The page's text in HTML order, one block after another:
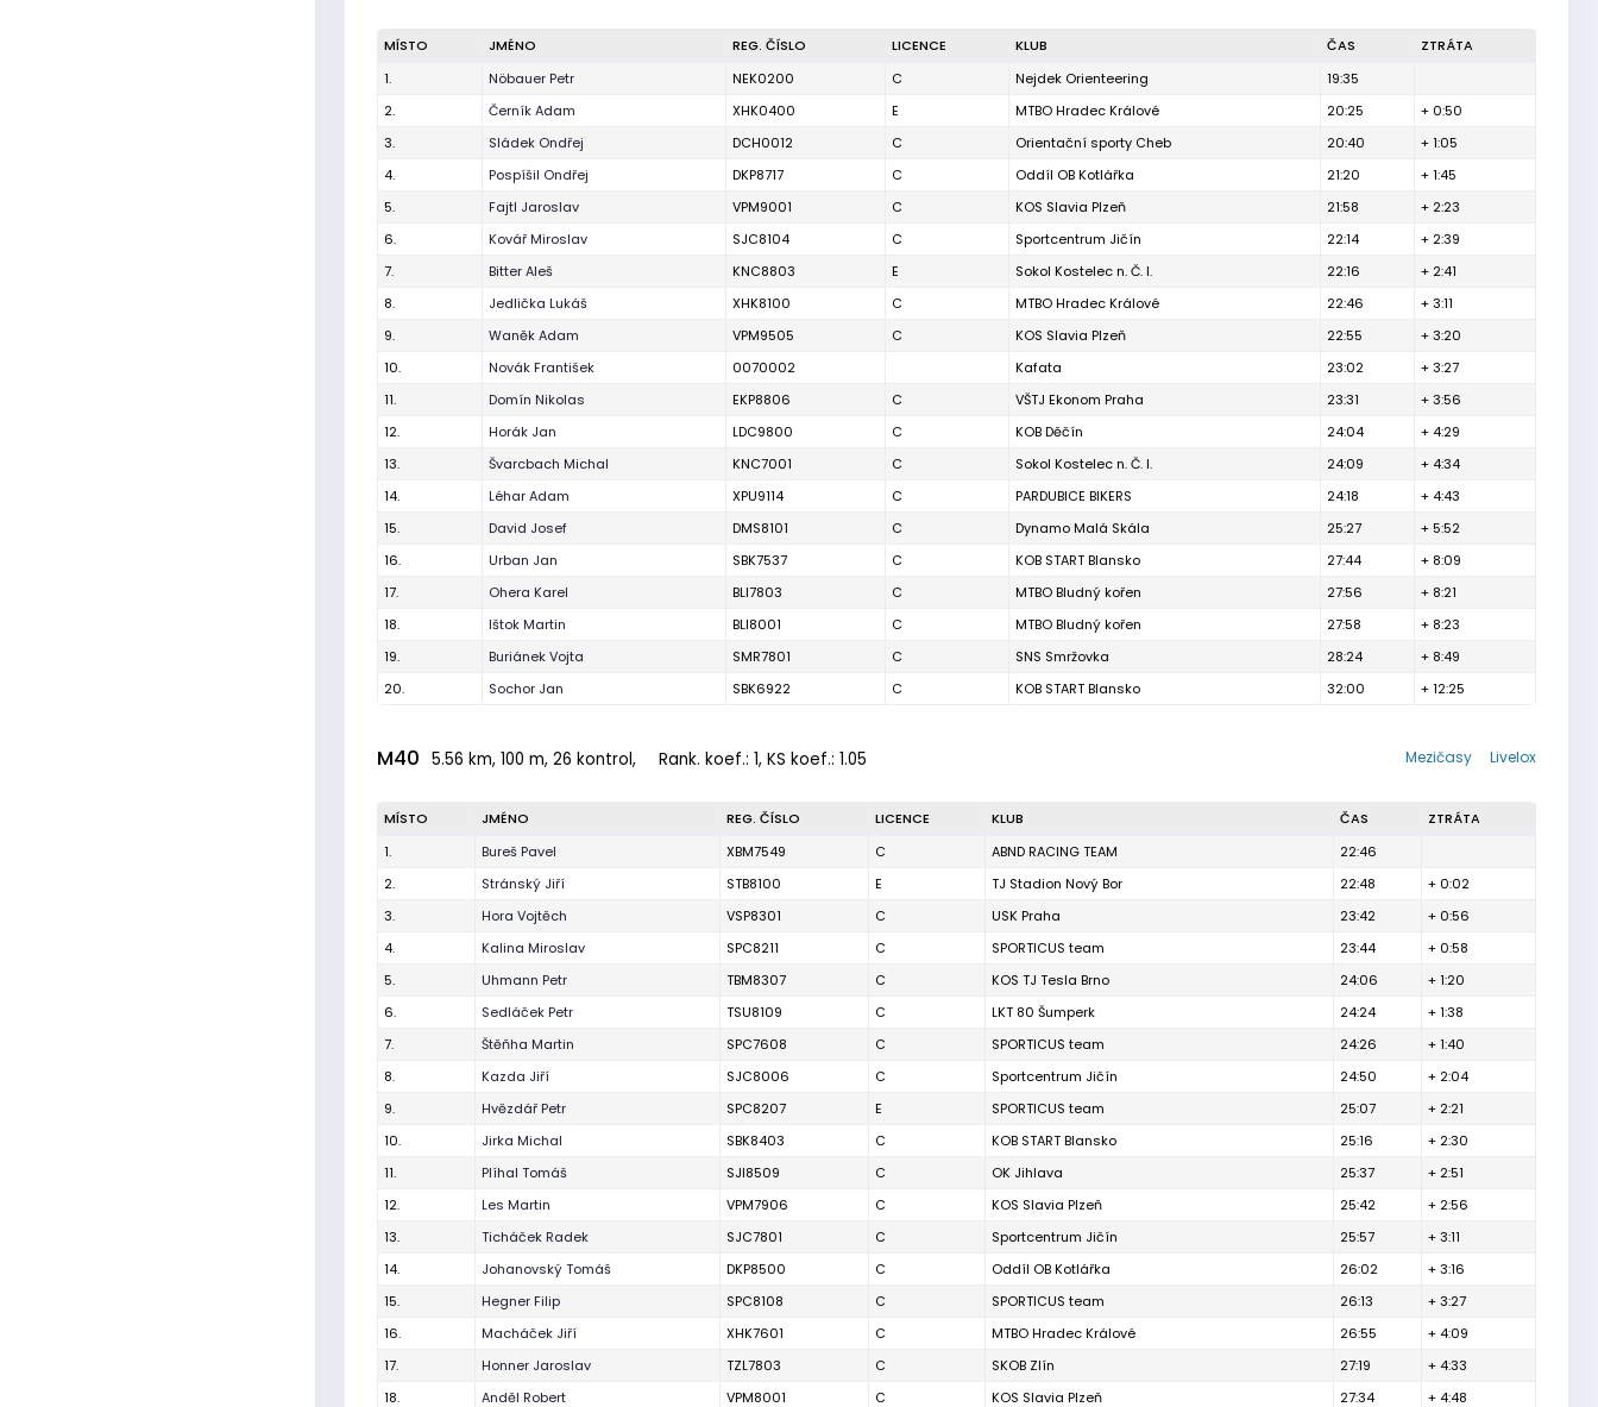
MÍSTO JMÉNO REG. ČÍSLO LICENCE KLUB ČAS
ZTRÁTA
1.
Nöbauer Petr NEK0200 C Nejdek Orienteering
19:35
2.
Černík Adam XHK0400 E MTBO Hradec Králové 20:25
+ 0:50
3.
Sládek Ondřej DCH0012 C Orientační sporty Cheb 20:40
+ 1:05
4.
Pospíšil Ondřej DKP8717 C Oddíl OB Kotlářka 21:20
+ 1:45
5.
Fajtl Jaroslav VPM9001 C KOS Slavia Plzeň 21:58
+ 2:23
6.
Kovář Miroslav SJC8104 C Sportcentrum Jičín 22:14
+ 2:39
7.
Bitter Aleš KNC8803 E Sokol Kostelec n. Č. l. 22:16
+ 2:41
8.
Jedlička Lukáš XHK8100 C MTBO Hradec Králové 22:46
+ 3:11
9.
Waněk Adam VPM9505 C KOS Slavia Plzeň 22:55
+ 3:20
10.
Novák František 0070002 Kafata 23:02
+ 3:27
11.
Domín Nikolas EKP8806 C VŠTJ Ekonom Praha 23:31
+ 3:56
12.
Horák Jan LDC9800 C KOB Děčín 24:04
+ 4:29
13.
Švarcbach Michal KNC7001 C Sokol Kostelec n. Č. l. 24:09
+ 4:34
14.
Léhar Adam XPU9114 C PARDUBICE BIKERS 24:18
+ 4:43
15.
David Josef DMS8101 C Dynamo Malá Skála 25:27
+ 5:52
16.
Urban Jan SBK7537 C KOB START Blansko 27:44
+ 8:09
17.
Ohera Karel BLI7803 C MTBO Bludný kořen 27:56
+ 8:21
18.
Ištok Martin BLI8001 C MTBO Bludný kořen 27:58
+ 8:23
19.
Buriánek Vojta SMR7801 C SNS Smržovka 28:24
+ 8:49
20.
Sochor Jan SBK6922 C KOB START Blansko 32:00 + 12:25
M40 5.56 km, 100 m, 26 kontrol, Rank. koef.: 1, KS koef.: 1.05 Livelox
Mezičasy
MÍSTO JMÉNO REG. ČÍSLO LICENCE KLUB ČAS
ZTRÁTA
1.
Bureš Pavel XBM7549 C ABND RACING TEAM
22:46
2.
Stránský Jiří STB8100 E TJ Stadion Nový Bor 22:48
+ 0:02
3.
Hora Vojtěch VSP8301 C USK Praha 23:42
+ 0:56
4.
Kalina Miroslav SPC8211 C SPORTICUS team 23:44
+ 0:58
5.
Uhmann Petr TBM8307 C KOS TJ Tesla Brno 24:06
+ 1:20
6.
Sedláček Petr TSU8109 C LKT 80 Šumperk 24:24
+ 1:38
7.
Štěňha Martin SPC7608 C SPORTICUS team 24:26
+ 1:40
8.
Kazda Jiří SJC8006 C Sportcentrum Jičín 24:50
+ 2:04
9.
Hvězdář Petr SPC8207 E SPORTICUS team 25:07
+ 2:21
10.
Jirka Michal SBK8403 C KOB START Blansko 25:16
+ 2:30
11.
Plíhal Tomáš SJI8509 C OK Jihlava 25:37
+ 2:51
12.
Les Martin VPM7906 C KOS Slavia Plzeň 25:42
+ 2:56
13.
Ticháček Radek SJC7801 C Sportcentrum Jičín 25:57
+ 3:11
14.
Johanovský Tomáš DKP8500 C Oddíl OB Kotlářka 26:02
+ 3:16
15.
Hegner Filip SPC8108 C SPORTICUS team 26:13
+ 3:27
16.
Macháček Jiří XHK7601 C MTBO Hradec Králové 26:55
+ 4:09
17.
Honner Jaroslav TZL7803 C SKOB Zlín 27:19
+ 4:33
18.
Anděl Robert VPM8001 C KOS Slavia Plzeň 27:34 + 4:48